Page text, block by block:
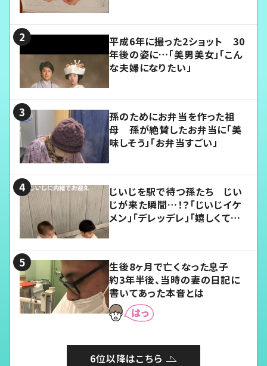
平成6年に撮った2ショット 30
年後の姿に…「美男美女」「こん
な夫婦になりたい」
孫のためにお弁当を作った祖
母 孫が絶賛したお弁当に「美
味しそう」「お弁当すごい」
じいじを駅で待つ孫たち じい
じが来た瞬間…！？「じいじイケ
メン」「デレッデレ」「嬉しくて可
生後8ヶ月で亡くなった息子
約3年半後、当時の妻の日記に
書いてあった本音とは
6位以降はこちら